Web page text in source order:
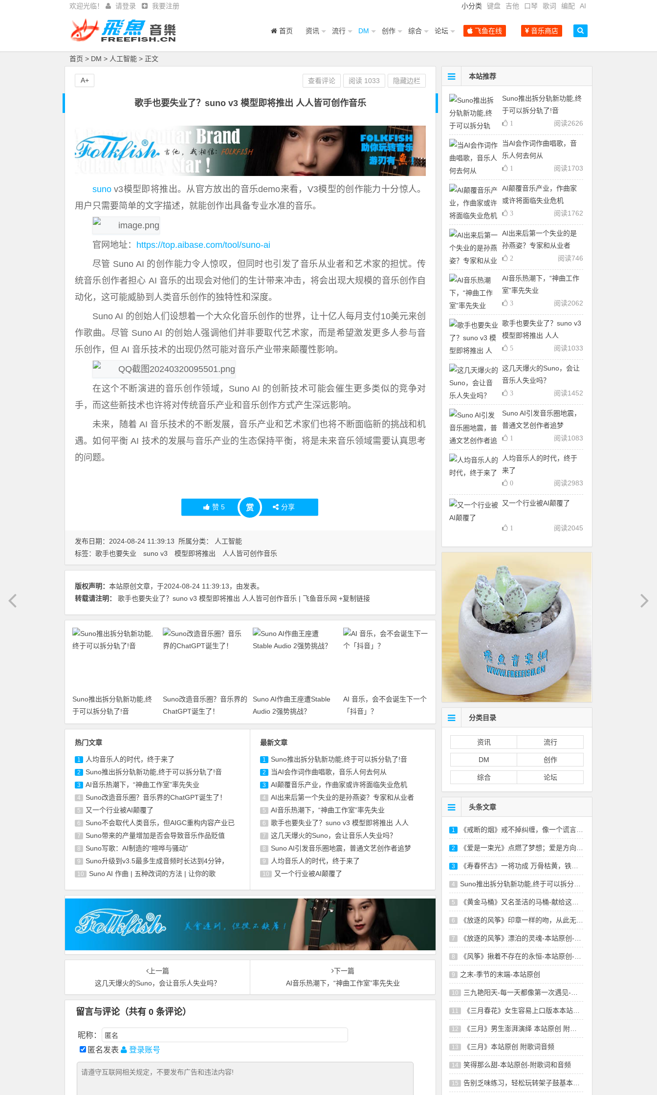
欢迎光临！ 请登录 我要注册 小分类 键盘 吉他 口琴 歌词 编配 AI
首页 资讯 流行 DM 创作 综合 论坛 飞鱼在线 音乐商店
首页 > DM > 人工智能 > 正文
歌手也要失业了？suno v3 模型即将推出 人人皆可创作音乐
suno v3模型即将推出。从官方放出的音乐demo来看，V3模型的创作能力十分惊人。
用户只需要简单的文字描述，就能创作出具备专业水准的音乐。
官网地址： https://top.aibase.com/tool/suno-ai
尽管 Suno AI 的创作能力令人惊叹，但同时也引发了音乐从业者和艺术家的担忧。传
统音乐创作者担心 AI 音乐的出现会对他们的生计带来冲击，将会出现大规模的音乐创作自
动化，这可能威胁到人类音乐创作的独特性和深度。
Suno AI 的创始人们设想着一个大众化音乐创作的世界，让十亿人每月支付10美元来创
作歌曲。尽管 Suno AI 的创始人强调他们并非要取代艺术家，而是希望激发更多人参与音
乐创作，但 AI 音乐技术的出现仍然可能对音乐产业带来颠覆性影响。
在这个不断演进的音乐创作领域，Suno AI 的创新技术可能会催生更多类似的竞争对
手，而这些新技术也许将对传统音乐产业和音乐创作方式产生深远影响。
未来，随着 AI 音乐技术的不断发展，音乐产业和艺术家们也将不断面临新的挑战和机
遇。如何平衡 AI 技术的发展与音乐产业的生态保持平衡，将是未来音乐领域需要认真思考
的问题。
赞5 赏 分享
查看评论 阅读 1033 隐藏边栏
A+
发布日期：2024-08-24 11:39:13 所属分类： 人工智能
标签： 歌手也要失业 suno v3 模型即将推出 人人皆可创作音乐
版权声明： 本站原创文章，于2024-08-24 11:39:13，由发表。
转载请注明：
歌手也要失业了？suno v3 模型即将推出 人人皆可创作音乐 | 飞鱼音乐网 +复制链接
Suno推出拆分轨新功能,终
于可以拆分轨了!音
Suno改造音乐圈？音乐界的
ChatGPT诞生了！
Suno AI作曲王座遭Stable
Audio 2强势挑战？
AI 音乐，会不会诞生下一个
「抖音」？
热门文章
1 人均音乐人的时代，终于来了
2 Suno推出拆分轨新功能,终于可以拆分轨了!音
3 AI音乐热潮下，“神曲工作室”率先失业
4 Suno改造音乐圈？音乐界的ChatGPT诞生了！
5 又一个行业被AI颠覆了
6 Suno不会取代人类音乐，但AIGC重构内容产业已
7 Suno带来的产量增加是否会导致音乐作品贬值
8 Suno写歌：AI制造的“喧哗与骚动”
9 Suno升级到v3.5最多生成音频时长达到4分钟，
10 Suno AI 作曲 | 五种改词的方法 | 让你的歌
最新文章
1 Suno推出拆分轨新功能,终于可以拆分轨了!音
2 当AI会作词作曲唱歌，音乐人何去何从
3 AI颠覆音乐产业，作曲家或许将面临失业危机
4 AI出来后第一个失业的是孙燕姿？专家和从业者
5 AI音乐热潮下，“神曲工作室”率先失业
6 歌手也要失业了？suno v3 模型即将推出 人人
7 这几天爆火的Suno，会让音乐人失业吗？
8 Suno AI引发音乐圈地震，普通文艺创作者追梦
9 人均音乐人的时代，终于来了
10 又一个行业被AI颠覆了
上一篇
这几天爆火的Suno，会让音乐人失业吗？
下一篇
AI音乐热潮下，“神曲工作室”率先失业
留言与评论（共有 0 条评论）
昵称：
匿名发表
登录账号
本站推荐
Suno推出拆分轨新功能,终
于可以拆分轨了!音
阅读2626
1
当AI会作词作曲唱歌，音
乐人何去何从
阅读1703
1
AI颠覆音乐产业，作曲家
或许将面临失业危机
阅读1762
3
AI出来后第一个失业的是
孙燕姿？专家和从业者
阅读746
2
AI音乐热潮下，“神曲工作
室”率先失业
阅读2062
3
歌手也要失业了？suno v3
模型即将推出 人人
阅读1033
5
这几天爆火的Suno，会让
音乐人失业吗？
阅读1452
3
Suno AI引发音乐圈地震，
普通文艺创作者追梦
阅读1083
1
人均音乐人的时代，终于
来了
阅读2983
0
又一个行业被AI颠覆了
阅读2045
1
分类目录
资讯 流行
DM 创作
综合 论坛
头条文章
1 《戒断的烟》戒不掉纠缠，像一个谎言-本站原
2 《爱是一束光》点燃了梦想；爱是方向，照亮远方
3 《寿春怀古》一将功成 万骨枯黄，铁衣化尘 风
4 Suno推出拆分轨新功能,终于可以拆分轨了!音
5 《黄金马桶》又名圣洁的马桶-献给这个淤堵
6 《放逐的风筝》印章一样的吻，从此无悲无恨-
7 《放逐的风筝》漂泊的灵魂-本站原创-舞曲风
8 《风筝》揪着不存在的永恒-本站原创-附歌词
9 之末-季节的末端-本站原创
10 三九艳阳天-每一天都像第一次遇见-本站原创
11 《三月春花》女生容易上口版本本站原创 附
12 《三月》男生澎湃演绎 本站原创 附歌词音频
13 《三月》本站原创 附歌词音频
14 笑得那么甜-本站原创-附歌词和音频
15 告别乏味练习，轻松玩转架子鼓基本功！这些技巧